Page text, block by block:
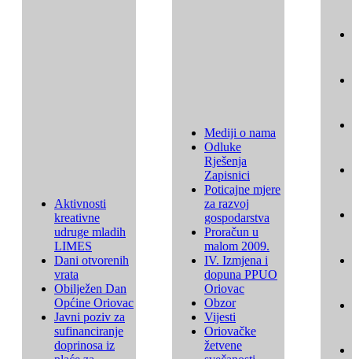
Aktivnosti
kreativne
udruge mladih
LIMES
Dani otvorenih
vrata
Obilježen Dan
Općine Oriovac
Javni poziv za
sufinanciranje
doprinosa iz
Mediji o nama
Odluke
Rješenja
Zapisnici
Poticajne mjere
za razvoj
gospodarstva
Proračun u
malom 2009.
IV. Izmjena i
dopuna PPUO
Oriovac
Obzor
Vijesti
Oriovačke
žetvene